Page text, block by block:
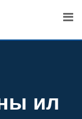
ил